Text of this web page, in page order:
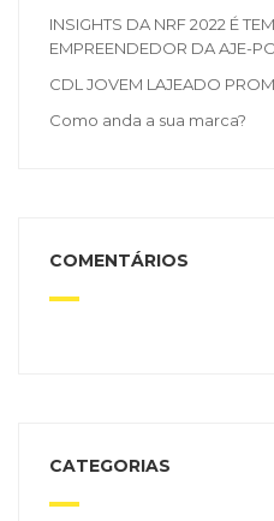
INSIGHTS DA NRF 2022 É
EMPREENDEDOR DA AJE-
CDL JOVEM LAJEADO
Como anda a sua marca?
COMENTÁRIOS
CATEGORIAS